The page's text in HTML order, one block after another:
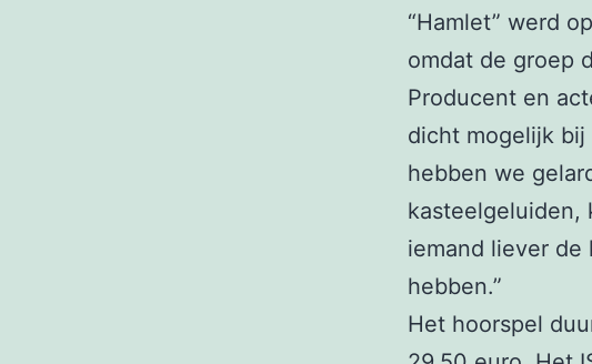
“Hamlet” werd
omdat de groep
Producent en
dicht mogelijk bij
hebben we
kasteelgeluiden,
iemand liever de
hebben.”
Het hoorspel